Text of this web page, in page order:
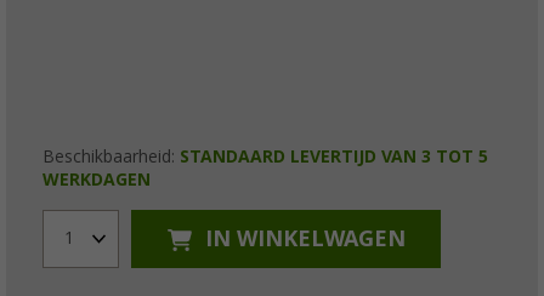
Beschikbaarheid: STANDAARD LEVERTIJD VAN 3 TOT 5
WERKDAGEN
1 IN WINKELWAGEN